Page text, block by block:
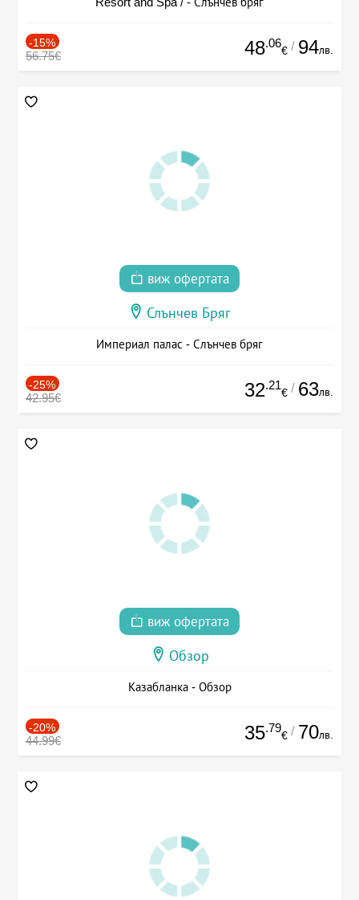
-15%
56.75€ 48.06
€ / 94лв.
виж офертата
Слънчев Бряг
Империал палас - Слънчев бряг
-25%
42.95€ 32.21
€ / 63лв.
виж офертата
Обзор
Казабланка - Обзор
-20%
44.99€ 35.79
€ / 70лв.